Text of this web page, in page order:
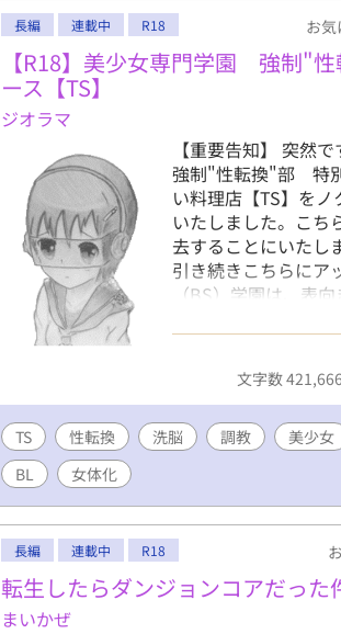
長編 連載中 R18 お
【R18】美少女専門学園 強制"
ース【TS】
ジオラマ
【重要告知】 突然
強制"性転換"部 特
い料理店【TS】を
いたしました。こち
去することにいたし
引き続きこちらにア
（BS）学園は、表
脳を行っている。
葵は、 女性が好き
は、何も知らずに
たして、葵は本当
奇な半生を追ったス
うの以下のURLで、
https://
調教、監禁、監禁調
発、洗脳、美少女、
化、牝化、メスイ
文字数 421,666
TS 性転換 洗脳 調教 美少女
BL
女体化
長編 連載中 R18
転生したらダンジョンコアだった
まいかぜ